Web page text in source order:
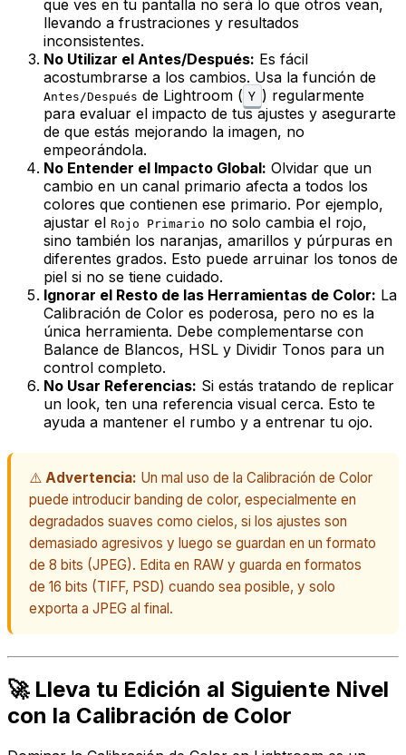
que ves en tu pantalla no será lo que otros vean,
llevando a frustraciones y resultados
inconsistentes.
No Utilizar el Antes/Después: Es fácil
acostumbrarse a los cambios. Usa la función de
Antes/Después de Lightroom ( Y ) regularmente
para evaluar el impacto de tus ajustes y asegurarte
de que estás mejorando la imagen, no
empeorándola.
No Entender el Impacto Global: Olvidar que un
cambio en un canal primario afecta a todos los
colores que contienen ese primario. Por ejemplo,
ajustar el Rojo Primario no solo cambia el rojo,
sino también los naranjas, amarillos y púrpuras en
diferentes grados. Esto puede arruinar los tonos de
piel si no se tiene cuidado.
Ignorar el Resto de las Herramientas de Color: La
Calibración de Color es poderosa, pero no es la
única herramienta. Debe complementarse con
Balance de Blancos, HSL y Dividir Tonos para un
control completo.
No Usar Referencias: Si estás tratando de replicar
un look, ten una referencia visual cerca. Esto te
ayuda a mantener el rumbo y a entrenar tu ojo.
⚠️ Advertencia: Un mal uso de la Calibración de Color
puede introducir banding de color, especialmente en
degradados suaves como cielos, si los ajustes son
demasiado agresivos y luego se guardan en un formato
de 8 bits (JPEG). Edita en RAW y guarda en formatos
de 16 bits (TIFF, PSD) cuando sea posible, y solo
exporta a JPEG al final.
🚀 Lleva tu Edición al Siguiente Nivel
con la Calibración de Color